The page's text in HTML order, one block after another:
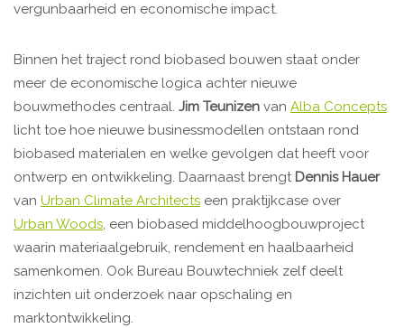
vergunbaarheid en economische impact.
Binnen het traject rond biobased bouwen staat onder
meer de economische logica achter nieuwe
bouwmethodes centraal. Jim Teunizen van Alba Concepts
licht toe hoe nieuwe businessmodellen ontstaan rond
biobased materialen en welke gevolgen dat heeft voor
ontwerp en ontwikkeling. Daarnaast brengt Dennis Hauer
van Urban Climate Architects een praktijkcase over
Urban Woods, een biobased middelhoogbouwproject
waarin materiaalgebruik, rendement en haalbaarheid
samenkomen. Ook Bureau Bouwtechniek zelf deelt
inzichten uit onderzoek naar opschaling en
marktontwikkeling.